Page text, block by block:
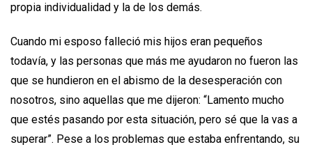
propia individualidad y la de los demás.
Cuando mi esposo falleció mis hijos eran pequeños
todavía, y las personas que más me ayudaron no fueron las
que se hundieron en el abismo de la desesperación con
nosotros, sino aquellas que me dijeron: “Lamento mucho
que estés pasando por esta situación, pero sé que la vas a
superar”. Pese a los problemas que estaba enfrentando, su